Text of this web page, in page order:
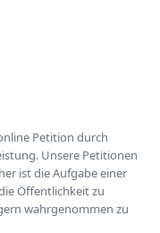
Petition durch
Unsere Petitionen
ist die Aufgabe einer
Öffentlichkeit zu
wahrgenommen zu